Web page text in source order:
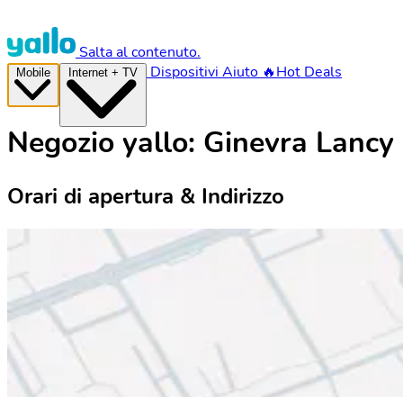
Salta al contenuto.
Dispositivi Aiuto 🔥Hot Deals
Negozio yallo: Ginevra Lancy
Orari di apertura & Indirizzo